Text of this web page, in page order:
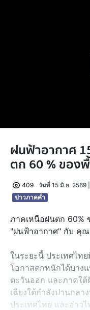
ฝนฟ้าอากาศ
ตก 60 % ของ
409
วันที่ 15 มิ.ย. 2569
ข่าวภาคค่ำ
ภาคเหนือฝนตก 60%
"ฝนฟ้าอากาศ" กับ คุ
ในระยะนี้ ประเทศไท
โอกาสตกหนักได้บาง
ตะวันออก และภาคใต้
เฉียงใต้กำลังปานกล
ประเทศไทย และอ่าวไ